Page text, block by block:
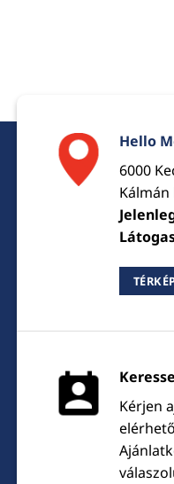
Hello
6000
Kálmán
Kérjen